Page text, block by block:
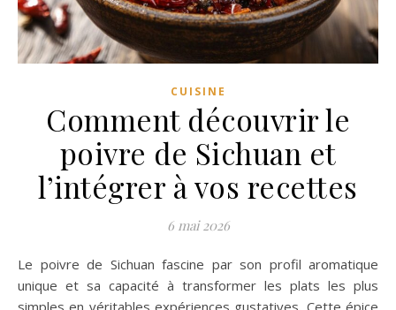
CUISINE
Comment découvrir le
poivre de Sichuan et
l’intégrer à vos recettes
6 mai 2026
Le poivre de Sichuan fascine par son profil aromatique
unique et sa capacité à transformer les plats les plus